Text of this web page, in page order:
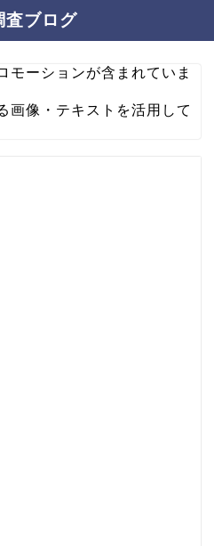
査ブログ
ーションが含まれていま
像・テキストを活用して